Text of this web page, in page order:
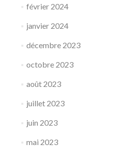
février 2024
janvier 2024
décembre 2023
octobre 2023
août 2023
juillet 2023
juin 2023
mai 2023